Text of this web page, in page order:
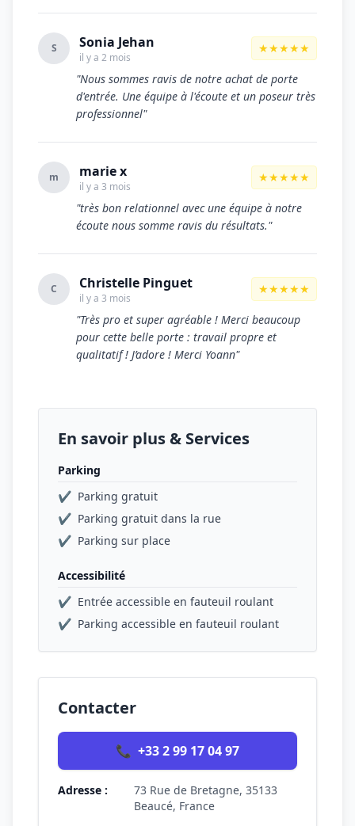
S Sonia Jehan
il y a 2 mois
★★★★★
"Nous sommes ravis de notre achat de porte
d'entrée. Une équipe à l'écoute et un poseur très
professionnel"
m marie x
il y a 3 mois
★★★★★
"très bon relationnel avec une équipe à notre
écoute nous somme ravis du résultats."
C Christelle Pinguet
il y a 3 mois
★★★★★
"Très pro et super agréable ! Merci beaucoup
pour cette belle porte : travail propre et
qualitatif ! J’adore ! Merci Yoann"
En savoir plus & Services
Parking
✔ Parking gratuit
✔ Parking gratuit dans la rue
✔ Parking sur place
Accessibilité
✔ Entrée accessible en fauteuil roulant
✔ Parking accessible en fauteuil roulant
Contacter
📞 +33 2 99 17 04 97
Adresse :
73 Rue de Bretagne, 35133
Beaucé, France